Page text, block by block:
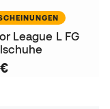
League L FG